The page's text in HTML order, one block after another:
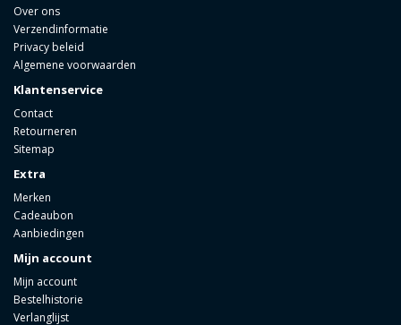
Over ons
Verzendinformatie
Privacy beleid
Algemene voorwaarden
Klantenservice
Contact
Retourneren
Sitemap
Extra
Merken
Cadeaubon
Aanbiedingen
Mijn account
Mijn account
Bestelhistorie
Verlanglijst